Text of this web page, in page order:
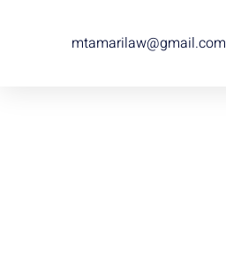
mtamarilaw@gmail.com